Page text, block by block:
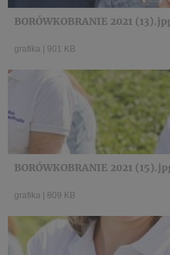
BORÓWKOBRANIE 2021
grafika 901 KB
BORÓWKOBRANIE 2021
grafika 809 KB